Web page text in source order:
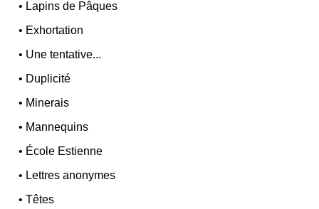
• Lapins de Pâques
• Exhortation
• Une tentative...
• Duplicité
• Minerais
• Mannequins
• École Estienne
• Lettres anonymes
•Têtes